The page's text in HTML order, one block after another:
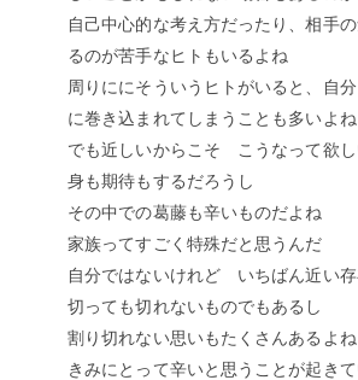
自己中心的な考え方だったり、相手の
るのが苦手なヒトもいるよね
周りににそういうヒトがいると、自
に巻き込まれてしまうことも多いよね
でも近しいからこそ こうなって欲し
身も期待もするだろうし
その中での葛藤も辛いものだよね
家族ってすごく特殊だと思うんだ
自分ではないけれど いちばん近い存
切っても切れないものでもあるし
割り切れない思いもたくさんあるよね
きみにとって辛いと思うことが起き